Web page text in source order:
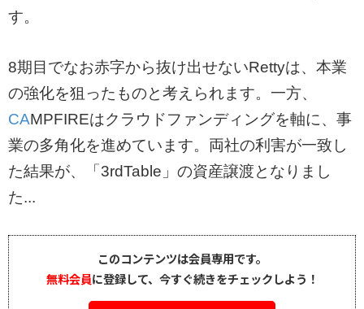
す。
8期目でなお赤字から抜け出せないRettyは、本業
の強化を狙ったものと考えられます。一方、
CAMPFIREはクラウドファンディングを軸に、事
業の多角化を進めています。両社の利害が一致し
た結果が、「3rdTable」の資産譲渡となりまし
た...
このコンテンツは会員専用です。
無料会員に登録して、今すぐ続きをチェックしよう！